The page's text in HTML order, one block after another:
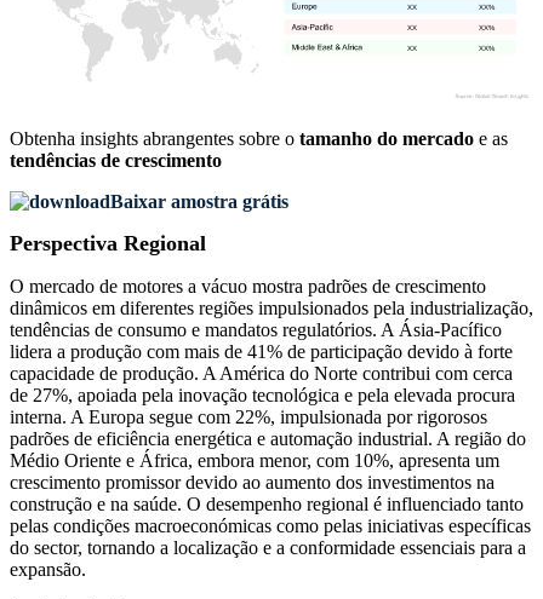
XX%
XX
XX%
XX
XX%
XX
Obtenha insights abrangentes sobre o tamanho do mercado e as
tendências de crescimento
Baixar amostra grátis
Perspectiva Regional
O mercado de motores a vácuo mostra padrões de crescimento
dinâmicos em diferentes regiões impulsionados pela industrialização,
tendências de consumo e mandatos regulatórios. A Ásia-Pacífico
lidera a produção com mais de 41% de participação devido à forte
capacidade de produção. A América do Norte contribui com cerca
de 27%, apoiada pela inovação tecnológica e pela elevada procura
interna. A Europa segue com 22%, impulsionada por rigorosos
padrões de eficiência energética e automação industrial. A região do
Médio Oriente e África, embora menor, com 10%, apresenta um
crescimento promissor devido ao aumento dos investimentos na
construção e na saúde. O desempenho regional é influenciado tanto
pelas condições macroeconómicas como pelas iniciativas específicas
do sector, tornando a localização e a conformidade essenciais para a
expansão.